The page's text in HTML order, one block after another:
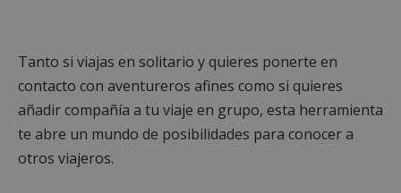
Tanto si viajas en solitario y quieres ponerte en
contacto con aventureros afines como si quieres
añadir compañía a tu viaje en grupo, esta herramienta
te abre un mundo de posibilidades para conocer a
otros viajeros.